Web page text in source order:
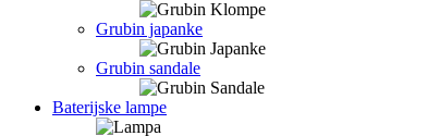
Grubin japanke
Grubin sandale
Baterijske lampe